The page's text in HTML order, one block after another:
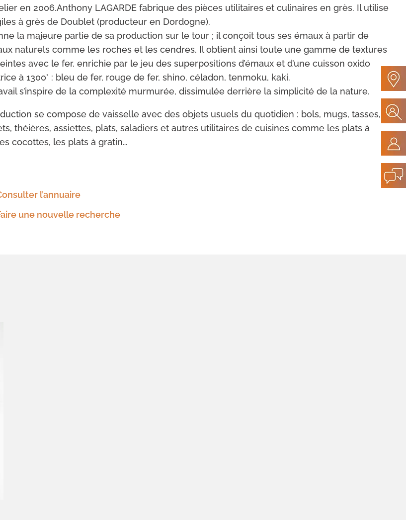
en 2006.Anthony LAGARDE fabrique des pièces utilitaires et culinaires en grès. Il utilise
à grès de Doublet (producteur en Dordogne).
la majeure partie de sa production sur le tour ; il conçoit tous ses émaux à partir de
naturels comme les roches et les cendres. Il obtient ainsi toute une gamme de textures
avec le fer, enrichie par le jeu des superpositions d’émaux et d’une cuisson oxido
à 1300° : bleu de fer, rouge de fer, shino, céladon, tenmoku, kaki.
s’inspire de la complexité murmurée, dissimulée derrière la simplicité de la nature.
se compose de vaisselle avec des objets usuels du quotidien : bols, mugs, tasses,
théières, assiettes, plats, saladiers et autres utilitaires de cuisines comme les plats à
cocottes, les plats à gratin…
l’annuaire
une nouvelle recherche